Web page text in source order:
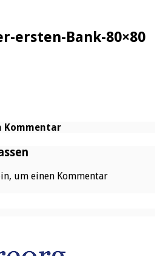
ersten-Bank-80×80
Kommentar
um einen Kommentar